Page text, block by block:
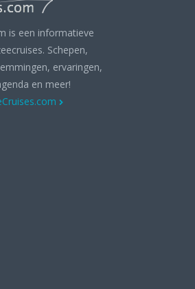
is een informatieve
Schepen,
ervaringen,
en meer!